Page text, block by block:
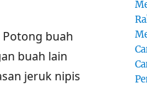
buah
buah lain
jeruk nipis